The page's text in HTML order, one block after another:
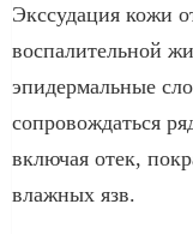
Экссудация кожи
воспалительной
эпидермальные
сопровождаться
включая отек,
влажных язв.